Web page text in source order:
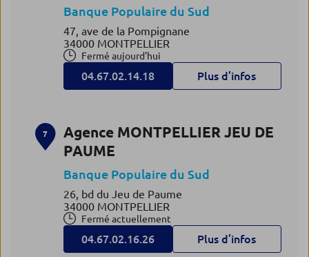
Banque Populaire du Sud
47, ave de la Pompignane
34000 MONTPELLIER
Fermé aujourd'hui
04.67.02.14.18 Plus d’infos
7
Agence MONTPELLIER JEU DE
PAUME
Banque Populaire du Sud
26, bd du Jeu de Paume
34000 MONTPELLIER
Fermé actuellement
04.67.02.16.26 Plus d’infos